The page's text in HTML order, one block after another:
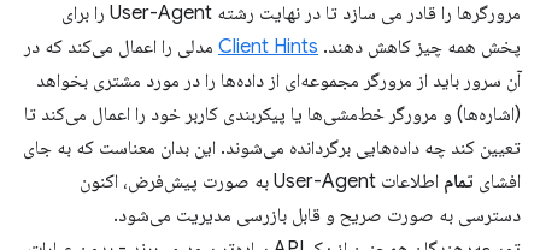
مرورگرها را قادر می سازد تا در نهایت رشته User-Agent را برای
پخش همه چیز کاهش دهند. Client Hints مدلی را اعمال می‌کند که در
آن سرور باید از مرورگر مجموعه‌ای از داده‌ها را در مورد مشتری بخواهد
(اشاره‌ها) و مرورگر خط‌مشی‌ها یا پیکربندی کاربر خود را اعمال می‌کند تا
تعیین کند چه داده‌هایی برگردانده می‌شوند. این بدان معناست که به جای
افشای تمام
اطلاعات User-Agent به صورت پیش‌فرض، اکنون
دسترسی به صورت صریح و قابل بازرسی مدیریت می‌شود.